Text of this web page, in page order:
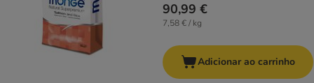
90,99 €
7,58 € / kg
Adicionar ao carrinho